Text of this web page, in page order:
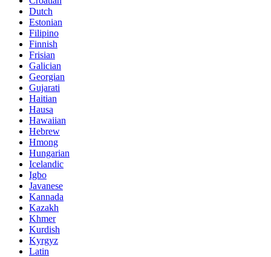
Dutch
Estonian
Filipino
Finnish
Frisian
Galician
Georgian
Gujarati
Haitian
Hausa
Hawaiian
Hebrew
Hmong
Hungarian
Icelandic
Igbo
Javanese
Kannada
Kazakh
Khmer
Kurdish
Kyrgyz
Latin